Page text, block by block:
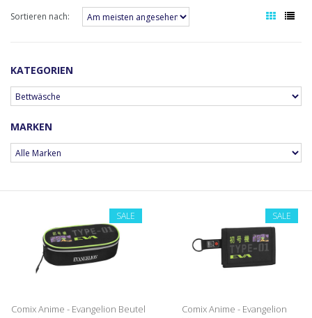
Sortieren nach:
KATEGORIEN
MARKEN
SALE
Comix Anime - Evangelion Beutel
SALE
Comix Anime - Evangelion